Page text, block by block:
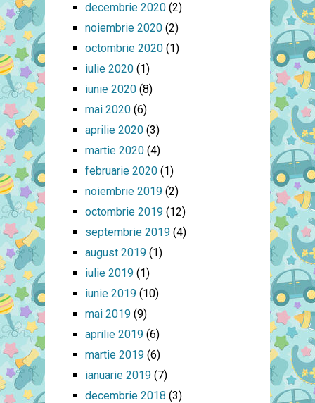
decembrie 2020(2)
noiembrie 2020(2)
octombrie 2020(1)
iulie 2020(1)
iunie 2020(8)
mai 2020(6)
aprilie 2020(3)
martie 2020(4)
februarie 2020(1)
noiembrie 2019(2)
octombrie 2019(12)
septembrie 2019(4)
august 2019(1)
iulie 2019(1)
iunie 2019(10)
mai 2019(9)
aprilie 2019(6)
martie 2019(6)
ianuarie 2019(7)
decembrie 2018 (3)